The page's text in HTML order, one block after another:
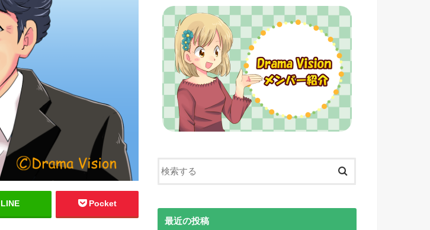
LINE Pocket
最近の投稿